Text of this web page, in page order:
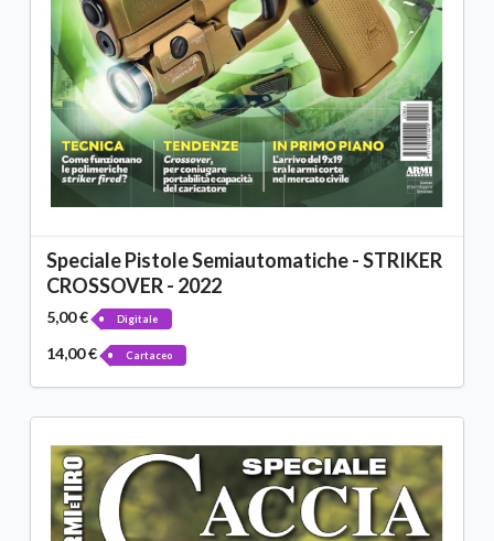
Speciale Pistole Semiautomatiche - STRIKER
CROSSOVER - 2022
5,00 € Digitale
14,00 € Cartaceo